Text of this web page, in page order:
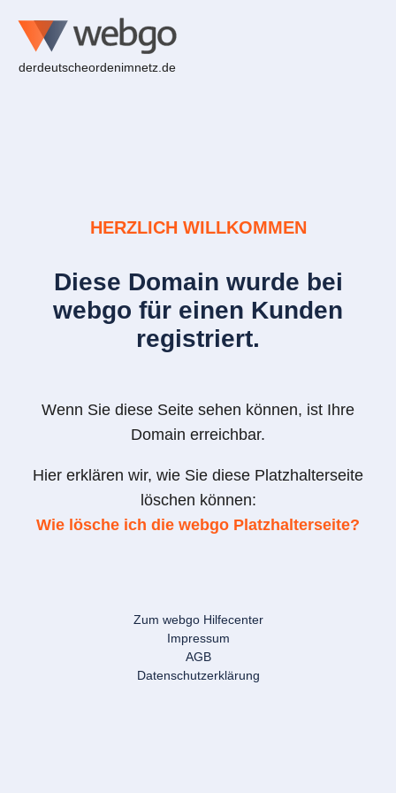
derdeutscheordenimnetz.de
HERZLICH WILLKOMMEN
Diese Domain wurde bei
webgo für einen Kunden
registriert.
Wenn Sie diese Seite sehen können, ist Ihre
Domain erreichbar.
Hier erklären wir, wie Sie diese Platzhalterseite
löschen können:
Wie lösche ich die webgo Platzhalterseite?
Zum webgo Hilfecenter
Impressum
AGB
Datenschutzerklärung